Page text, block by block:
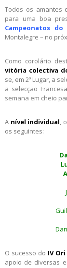
Todos os amantes
para uma boa
Campeonatos do
Montalegre – no
Como corolário
vitória colectiva
se, em 2º Lugar, a
a selecção
semana em cheio
A nível individual,
os seguintes:
O sucesso do IV
apoio de diversas